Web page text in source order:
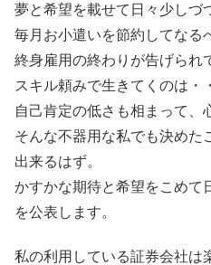
夢と希望を載せて日々少しづ
毎月お小遣いを節約してなる
終身雇用の終わりが告げられ
スキル頼みで生きてくのは・
自己肯定の低さも相まって、
そんな不器用な私でも決めた
出来るはず。
かすかな期待と希望をこめて
を公表します。
私の利用している証券会社は